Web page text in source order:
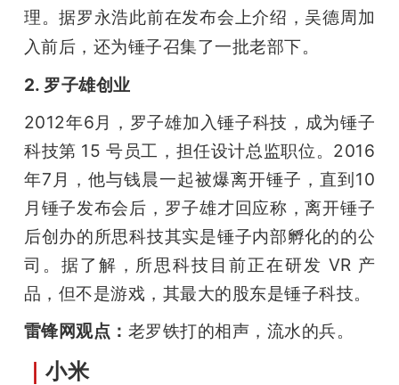
理。据罗永浩此前在发布会上介绍，吴德周加
入前后，还为锤子召集了一批老部下。
2. 罗子雄创业
2012年6月，罗子雄加入锤子科技，成为锤子
科技第 15 号员工，担任设计总监职位。2016
年7月，他与钱晨一起被爆离开锤子，直到10
月锤子发布会后，罗子雄才回应称，离开锤子
后创办的所思科技其实是锤子内部孵化的的公
司。据了解，所思科技目前正在研发 VR 产
品，但不是游戏，其最大的股东是锤子科技。
雷锋网观点： 老罗铁打的相声，流水的兵。
｜小米